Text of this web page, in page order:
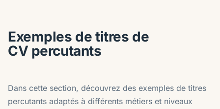
Exemples de titres de
CV percutants
Dans cette section, découvrez des exemples de titres
percutants adaptés à différents métiers et niveaux